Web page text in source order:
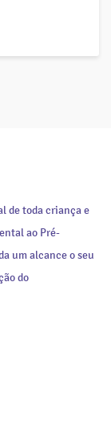
de toda criança e
ao Pré-
um alcance o seu
do